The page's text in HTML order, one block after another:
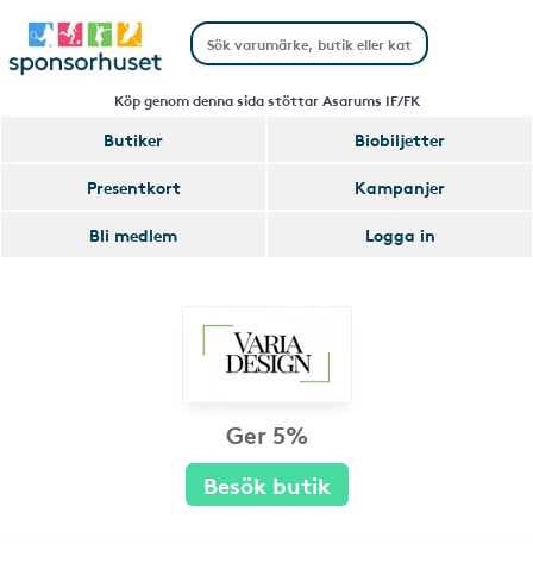
Köp genom denna sida stöttar Asarums IF/FK
Butiker
Biobiljetter
Presentkort
Kampanjer
Bli medlem
Logga in
Ger 5%
Besök butik